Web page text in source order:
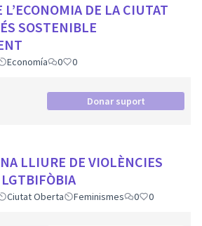
L’ECONOMIA DE LA CIUTAT
SOSTENIBLE
Economía 0 0
Donar suport
LLIURE DE VIOLÈNCIES
Ciutat Oberta Feminismes 0 0